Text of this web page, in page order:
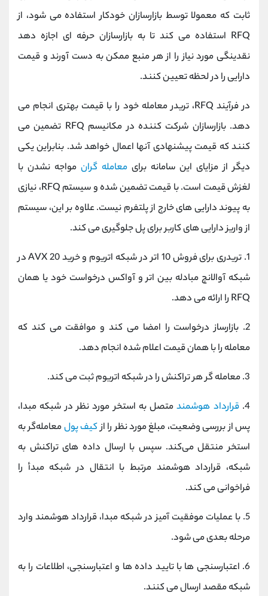
ثابت که معمولا توسط بازارسازان خودکار استفاده می شود، از
RFQ استفاده می کند تا به بازارسازان حرفه ای اجازه دهد
نقدینگی مورد نیاز را از هر منبع ممکن به دست آورند و قیمت
دارایی را در لحظه تعیین کنند.
در فرآیند RFQ، تریدر معامله خود را با قیمت بهتری انجام می
دهد. بازارسازان شرکت کننده در مکانیسم RFQ تضمین می
کنند که قیمت پیشنهادی آنها اعمال خواهد شد. بنابراین یکی
دیگر از مزایای این سامانه برای معامله گران مواجه نشدن با
لغزش قیمت است. با قیمت تضمین شده و سیستم RFQ، نیازی
به پیوند دارایی های خارج از پلتفرم نیست. علاوه بر این، سیستم
از واریز دارایی های کاربر برای پل جلوگیری می کند.
1. تریدری برای فروش 10 اتر در شبکه اتریوم و خرید 20 AVX در
شبکه آوالانچ مبادله بین اتر و آواکس درخواست خود یا همان
RFQ را ارائه می دهد.
2. بازارساز درخواست را امضا می کند و موافقت می کند که
معامله را با همان قیمت اعلام شده انجام دهد.
3. معامله گر هر تراکنش را در شبکه اتریوم ثبت می کند.
4. قرارداد هوشمندمتصل به استخر مورد نظر در شبکه مبدا،
پس از بررسی وضعیت، مبلغ مورد نظر را ازکیف پولمعامله‌گر به
استخر منتقل می‌کند. سپس با ارسال داده های تراکنش به
شبکه، قرارداد هوشمند مرتبط با انتقال در شبکه مبدأ را
فراخوانی می کند.
5. با عملیات موفقیت آمیز در شبکه مبدا، قرارداد هوشمند وارد
مرحله بعدی می شود.
6. اعتبارسنجی ها با تایید داده ها و اعتبارسنجی، اطلاعات را به
شبکه مقصد ارسال می کنند.